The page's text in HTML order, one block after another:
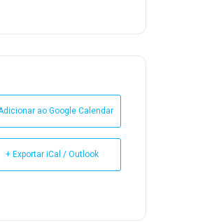
ao Google Calendar
+ Exportar iCal / Outlook